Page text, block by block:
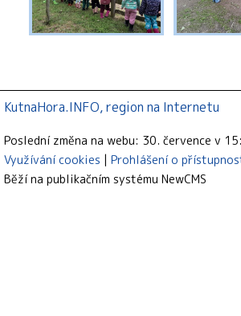
KutnaHora.INFO, region na Internetu
Poslední změna na webu: 30. července v
Využívání cookies
Prohlášení o
Běží na publikačním systému NewCMS